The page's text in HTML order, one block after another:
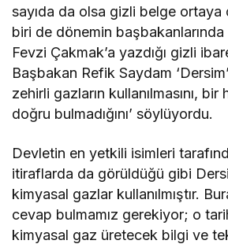
sayıda da olsa gizli belge ortaya
biri de dönemin başbakanlarında
Fevzi Çakmak’a yazdığı gizli
Başbakan Refik Saydam
zehirli gazların kullanılmasını,
doğru bulmadığını’ söylüyordu.
Devletin en yetkili isimleri
itiraflarda da görüldüğü gibi
kimyasal gazlar kullanılmıştır.
cevap bulmamız gerekiyor; o
kimyasal gaz üretecek bilgi ve